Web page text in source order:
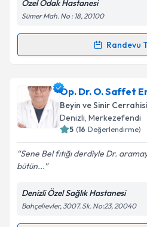
Özel Odak Hastanesi
Sümer Mah. No : 18, 20100
Randevu
Randevu Takvimi
Op. Dr. Khassan
talebi oluşturun. Size bu
için bir takvim
bilgilendireceğiz.
E-posta Adresiniz
Kişisel verilerimin
Metni'ni okudum ve
Op. Dr. O. Saffet
Beyin ve Sinir Cerrahisi
Denizli, Merkezefendi
5 (16 Değerlendirme)
Sene Bel fıtığı derdiyle Dr.
bütün...
Denizli Özel Sağlık Hastanesi
Bahçelievler, 3007. Sk. No:23, 20040